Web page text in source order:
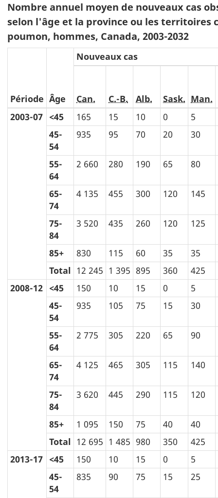
Nombre annuel moyen de nouveaux cas
selon l'âge et la province ou les territoires
poumon, hommes, Canada, 2003-2032
Période Âge
Nouveaux cas
Can. C.-B. Alb. Sask. Man.
2003-07 <45 165 15 10 0
5
45-
54
935 95 70 20 30
55-
64
2 660 280 190 65 80
65-
74
4 135 455 300 120 145
75-
84
3 520 435 260 120 125
85+ 830 115 60 35
35
Total 12 245 1 395 895 360
425
2008-12 <45 150 10 15 0
5
45-
54
935 105 75 15 30
55-
64
2 775 305 220 65 90
65-
74
4 125 465 305 115 140
75-
84
3 620 445 290 115 120
85+ 1 095 150 75 40
40
Total 12 695 1 485 980 350
425
2013-17 <45 150 10 15 0
5
45-
54
835 90 75 15 25